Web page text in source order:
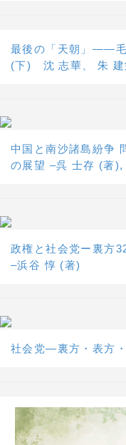
最後の「天朝」――毛
(下) 沈 志華、 朱 建
中国と南沙諸島紛争
の展望 –呉 士存 (著
政権と社会党ー裏方
–浜谷 惇 (著)
社会党―裏方・表方